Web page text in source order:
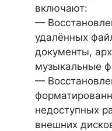
включают:
—
удалённых
документы,
музыкальные
—
недоступных
внешних